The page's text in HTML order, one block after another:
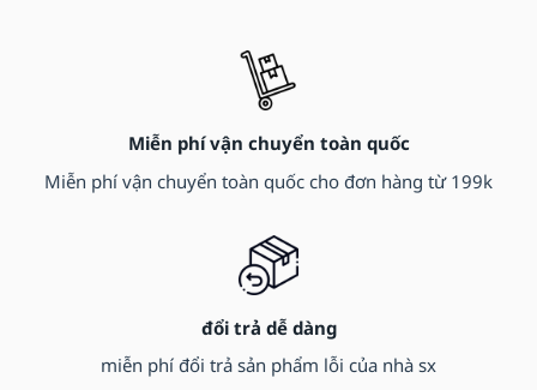
Miễn phí vận chuyển toàn quốc
Miễn phí vận chuyển toàn quốc cho đơn hàng từ 199k
đổi trả dễ dàng
miễn phí đổi trả sản phẩm lỗi của nhà sx